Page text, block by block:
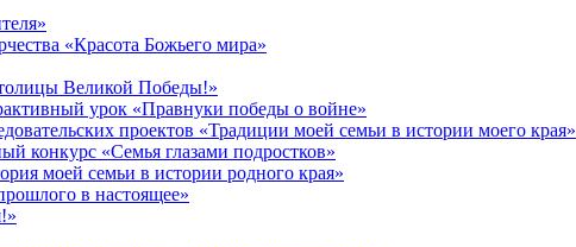
«Красота Божьего мира»
Великой Победы!»
урок «Правнуки победы о войне»
проектов «Традиции моей семьи в истории моего края»
конкурс «Семья глазами подростков»
моей семьи в истории родного края»
в настоящее»